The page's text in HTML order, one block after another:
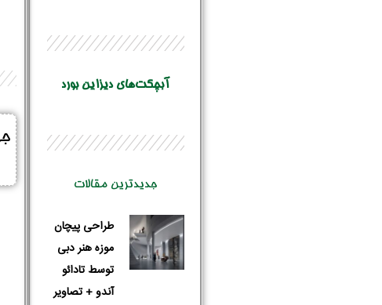
آبچکت‌های دیزاین بورد
جدیدترین مقالات
طراحی پیچان
موزه هنر دبی
توسط تادائو
آندو + تصاویر
نام و نام